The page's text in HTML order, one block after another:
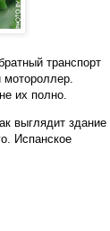
транспорт
мотороллер.
их полно.
выглядит здание
Испанское